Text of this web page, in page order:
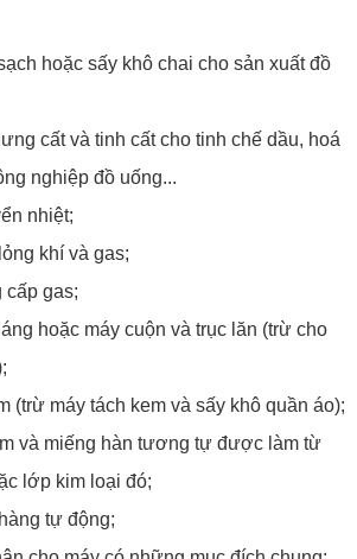
hoặc sấy khô chai cho sản xuất đồ
cất và tinh cất cho tinh chế dầu, hoá
nghiệp đồ uống...
nhiệt;
khí và gas;
cấp gas;
hoặc máy cuộn và trục lăn (trừ cho
(trừ máy tách kem và sấy khô quần áo);
và miếng hàn tương tự được làm từ
lớp kim loại đó;
tự động;